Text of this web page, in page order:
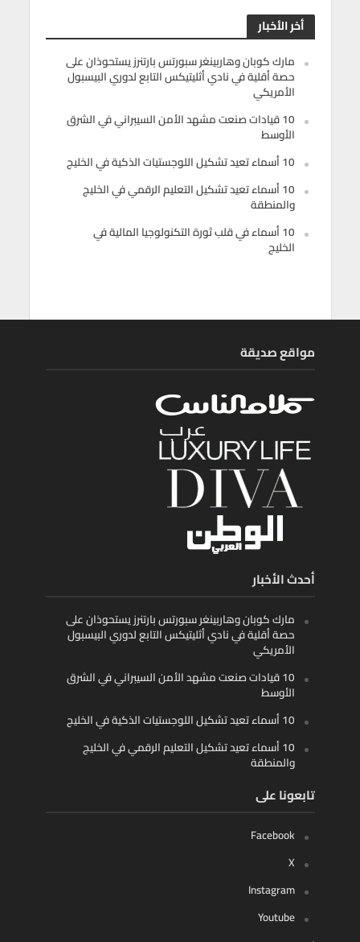
أخر الأخبار
مارك كوبان وهاربينغر سبورتس بارتنرز يستحوذان على
حصة أقلية في نادي أثليتيكس التابع لدوري البيسبول
الأمريكي
10 قيادات صنعت مشهد الأمن السيبراني في الشرق
الأوسط
10 أسماء تعيد تشكيل اللوجستيات الذكية في الخليج
10 أسماء تعيد تشكيل التعليم الرقمي في الخليج
والمنطقة
10 أسماء في قلب ثورة التكنولوجيا المالية في
الخليج
مواقع صديقة
أحدث الأخبار
مارك كوبان وهاربينغر سبورتس بارتنرز يستحوذان على
حصة أقلية في نادي أثليتيكس التابع لدوري البيسبول
الأمريكي
10 قيادات صنعت مشهد الأمن السيبراني في الشرق
الأوسط
10 أسماء تعيد تشكيل اللوجستيات الذكية في الخليج
10 أسماء تعيد تشكيل التعليم الرقمي في الخليج
والمنطقة
تابعونا على
Facebook
X
Instagram
Youtube